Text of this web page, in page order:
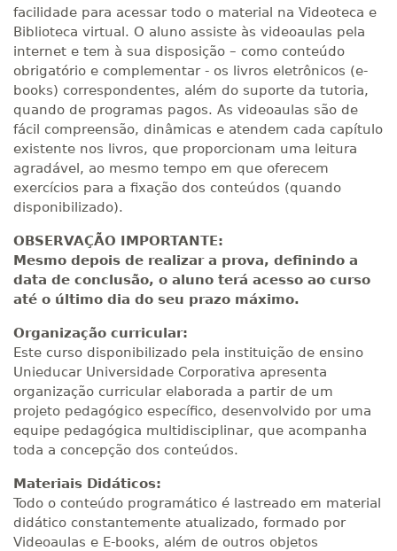
facilidade para acessar todo o material na Videoteca e
Biblioteca virtual. O aluno assiste às videoaulas pela
internet e tem à sua disposição – como conteúdo
obrigatório e complementar - os livros eletrônicos (e-
books) correspondentes, além do suporte da tutoria,
quando de programas pagos. As videoaulas são de
fácil compreensão, dinâmicas e atendem cada capítulo
existente nos livros, que proporcionam uma leitura
agradável, ao mesmo tempo em que oferecem
exercícios para a fixação dos conteúdos (quando
disponibilizado).
OBSERVAÇÃO IMPORTANTE:
Mesmo depois de realizar a prova, definindo a
data de conclusão, o aluno terá acesso ao curso
até o último dia do seu prazo máximo.
Organização curricular:
Este curso disponibilizado pela instituição de ensino
Unieducar Universidade Corporativa apresenta
organização curricular elaborada a partir de um
projeto pedagógico específico, desenvolvido por uma
equipe pedagógica multidisciplinar, que acompanha
toda a concepção dos conteúdos.
Materiais Didáticos:
Todo o conteúdo programático é lastreado em material
didático constantemente atualizado, formado por
Videoaulas e E-books, além de outros objetos